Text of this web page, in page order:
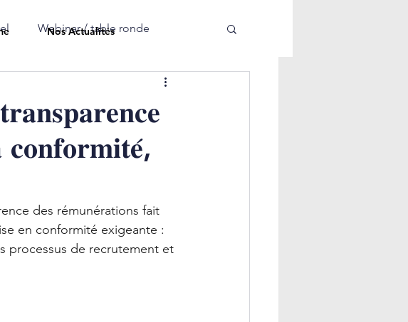
Nos Actualités
Webinar / table ronde
des rémunérations fait
en conformité exigeante :
processus de recrutement et